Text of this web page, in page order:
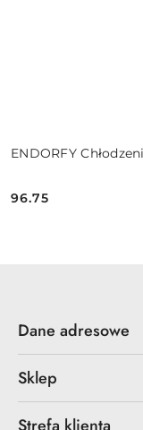
ENDORFY
Cena:
96.75
Dane adresowe
Sklep